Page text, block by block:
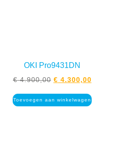
OKI Pro9431DN
€4.900,00 € 4.300,00
Toevoegen aan winkelwagen